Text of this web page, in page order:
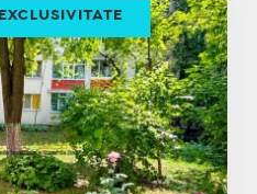
EXCLUSIVITATE